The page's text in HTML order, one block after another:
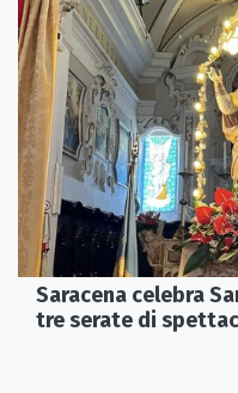
Saracena celebra
tre serate di